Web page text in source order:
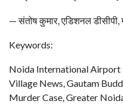
— संतोष कुमार, एडिशनल डीसीपी,
Keywords:
Noida International Airport
Village News, Gautam
Murder Case, Greater